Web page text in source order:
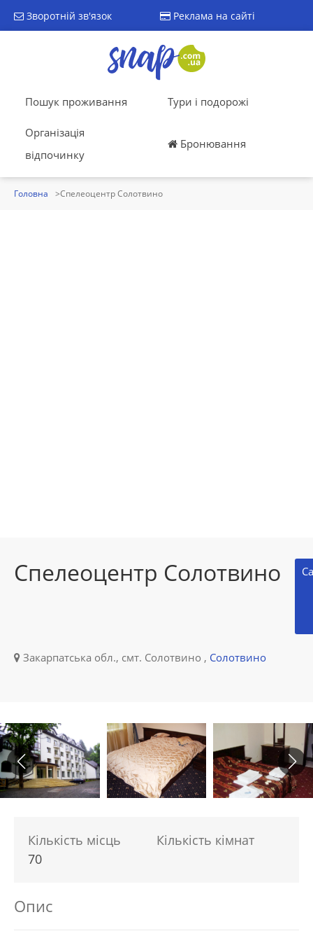
Зворотній зв'язок Реклама на сайті
Пошук проживання Тури і подорожі
Організація
відпочинку
Бронювання
Головна Спелеоцентр Солотвино
Спелеоцентр Солотвино
Закарпатська обл., смт. Солотвино , Солотвино
Кількість місць
70
Кількість кімнат
Опис